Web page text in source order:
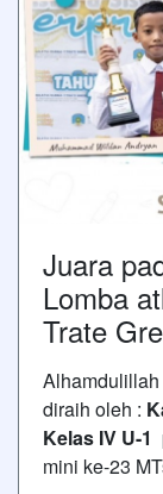
Juara
Lomba
Trate
Alhamdulillah
diraih oleh :
Kelas IV U-1
mini ke-23